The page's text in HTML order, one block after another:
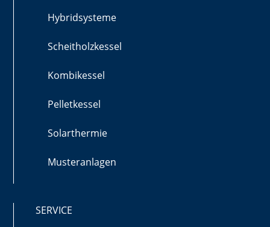
Hybridsysteme
Scheitholzkessel
Kombikessel
Pelletkessel
Solarthermie
Musteranlagen
SERVICE